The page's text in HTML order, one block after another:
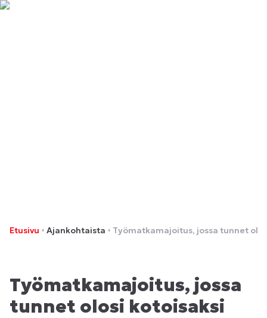
Etusivu Ajankohtaista Työmatkamajoitus, jossa tunnet
Työmatkamajoitus, jossa
tunnet olosi kotoisaksi